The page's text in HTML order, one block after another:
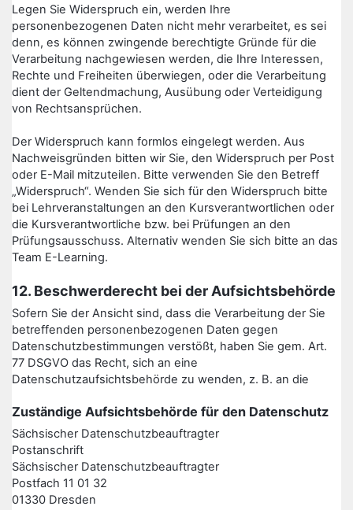
Legen Sie Widerspruch ein, werden Ihre
personenbezogenen Daten nicht mehr verarbeitet, es sei
denn, es können zwingende berechtigte Gründe für die
Verarbeitung nachgewiesen werden, die Ihre Interessen,
Rechte und Freiheiten überwiegen, oder die Verarbeitung
dient der Geltendmachung, Ausübung oder Verteidigung
von Rechtsansprüchen.
Der Widerspruch kann formlos eingelegt werden. Aus
Nachweisgründen bitten wir Sie, den Widerspruch per Post
oder E-Mail mitzuteilen. Bitte verwenden Sie den Betreff
„Widerspruch“. Wenden Sie sich für den Widerspruch bitte
bei Lehrveranstaltungen an den Kursverantwortlichen oder
die Kursverantwortliche bzw. bei Prüfungen an den
Prüfungsausschuss. Alternativ wenden Sie sich bitte an das
Team E-Learning.
12. Beschwerderecht bei der Aufsichtsbehörde
Sofern Sie der Ansicht sind, dass die Verarbeitung der Sie
betreffenden personenbezogenen Daten gegen
Datenschutzbestimmungen verstößt, haben Sie gem. Art.
77 DSGVO das Recht, sich an eine
Datenschutzaufsichtsbehörde zu wenden, z. B. an die
Zuständige Aufsichtsbehörde für den Datenschutz
Sächsischer Datenschutzbeauftragter
Postanschrift
Sächsischer Datenschutzbeauftragter
Postfach 11 01 32
01330 Dresden